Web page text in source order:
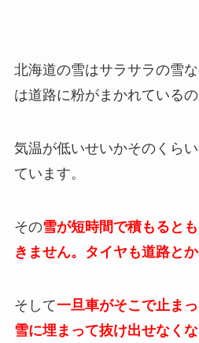
北海道の雪はサラサラの雪
は道路に粉がまかれているの
気温が低いせいかそのくら
ています。
その雪が短時間で積もると
きません。タイヤも道路と
そして一旦車がそこで止ま
雪に埋まって抜け出せなく